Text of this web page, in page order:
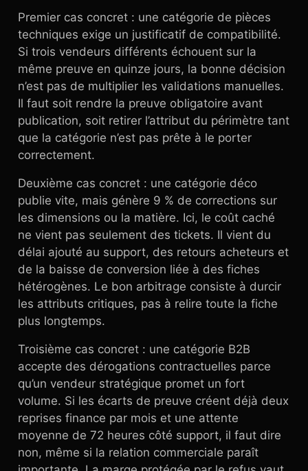
Premier cas concret : une catégorie de pièces
techniques exige un justificatif de compatibilité.
Si trois vendeurs différents échouent sur la
même preuve en quinze jours, la bonne décision
n’est pas de multiplier les validations manuelles.
Il faut soit rendre la preuve obligatoire avant
publication, soit retirer l’attribut du périmètre tant
que la catégorie n’est pas prête à le porter
correctement.
Deuxième cas concret : une catégorie déco
publie vite, mais génère 9 % de corrections sur
les dimensions ou la matière. Ici, le coût caché
ne vient pas seulement des tickets. Il vient du
délai ajouté au support, des retours acheteurs et
de la baisse de conversion liée à des fiches
hétérogènes. Le bon arbitrage consiste à durcir
les attributs critiques, pas à relire toute la fiche
plus longtemps.
Troisième cas concret : une catégorie B2B
accepte des dérogations contractuelles parce
qu’un vendeur stratégique promet un fort
volume. Si les écarts de preuve créent déjà deux
reprises finance par mois et une attente
moyenne de 72 heures côté support, il faut dire
non, même si la relation commerciale paraît